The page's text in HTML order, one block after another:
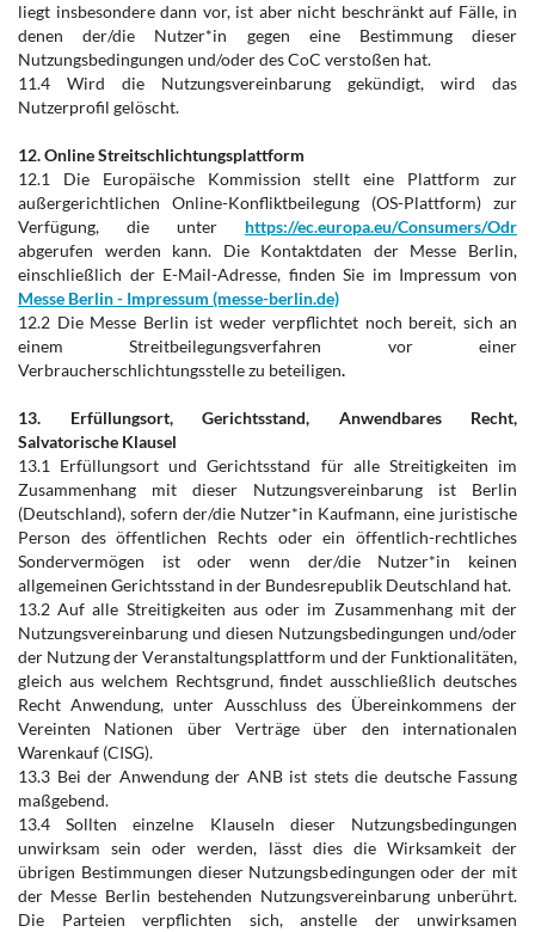
liegt insbesondere dann vor, ist aber nicht beschränkt auf Fälle, in
denen der/die Nutzer*in gegen eine Bestimmung dieser
Nutzungsbedingungen und/oder des CoC verstoßen hat.
11.4 Wird die Nutzungsvereinbarung gekündigt, wird das
Nutzerprofil gelöscht.
12. Online Streitschlichtungsplattform
12.1 Die Europäische Kommission stellt eine Plattform zur
außergerichtlichen Online-Konfliktbeilegung (OS-Plattform) zur
Verfügung, die unter https://ec.europa.eu/Consumers/Odr
abgerufen werden kann. Die Kontaktdaten der Messe Berlin,
einschließlich der E-Mail-Adresse, finden Sie im Impressum von
Messe Berlin - Impressum (messe-berlin.de)
12.2 Die Messe Berlin ist weder verpflichtet noch bereit, sich an
einem Streitbeilegungsverfahren vor einer
Verbraucherschlichtungsstelle zu beteiligen.
13. Erfüllungsort, Gerichtsstand, Anwendbares Recht,
Salvatorische Klausel
13.1 Erfüllungsort und Gerichtsstand für alle Streitigkeiten im
Zusammenhang mit dieser Nutzungsvereinbarung ist Berlin
(Deutschland), sofern der/die Nutzer*in Kaufmann, eine juristische
Person des öffentlichen Rechts oder ein öffentlich-rechtliches
Sondervermögen ist oder wenn der/die Nutzer*in keinen
allgemeinen Gerichtsstand in der Bundesrepublik Deutschland hat.
13.2 Auf alle Streitigkeiten aus oder im Zusammenhang mit der
Nutzungsvereinbarung und diesen Nutzungsbedingungen und/oder
der Nutzung der Veranstaltungsplattform und der Funktionalitäten,
gleich aus welchem Rechtsgrund, findet ausschließlich deutsches
Recht Anwendung, unter Ausschluss des Übereinkommens der
Vereinten Nationen über Verträge über den internationalen
Warenkauf (CISG).
13.3 Bei der Anwendung der ANB ist stets die deutsche Fassung
maßgebend.
13.4 Sollten einzelne Klauseln dieser Nutzungsbedingungen
unwirksam sein oder werden, lässt dies die Wirksamkeit der
übrigen Bestimmungen dieser Nutzungsbedingungen oder der mit
der Messe Berlin bestehenden Nutzungsvereinbarung unberührt.
Die Parteien verpflichten sich, anstelle der unwirksamen